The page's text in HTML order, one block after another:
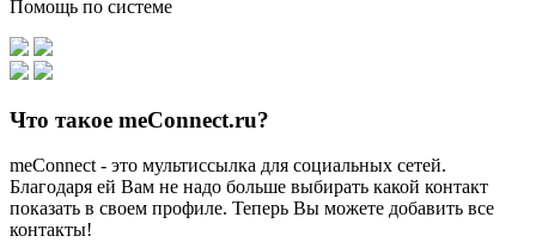
Помощь по системе
Что такое meConnect.ru?
meConnect - это мультиссылка для социальных сетей.
Благодаря ей Вам не надо больше выбирать какой контакт
показать в своем профиле. Теперь Вы можете добавить все
контакты!